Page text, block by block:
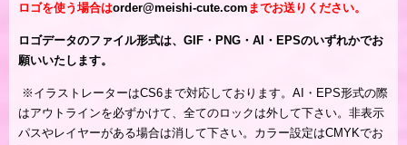
ロゴを使う場合はorder@meishi-cute.com までお送りください。
ロゴデータのファイル形式は、GIF・PNG・AI・EPSのいずれかでお
願いいたします。
※ イラストレーターはCS6まで対応しております。AI・EPS形式の際
はアウトラインを必ずかけて、全てのロックは外して下さい。非表示
パスやレイヤーがある場合は消して下さい。カラー設定はCMYKでお